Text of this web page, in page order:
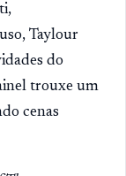
Taylour
do
trouxe um
cenas